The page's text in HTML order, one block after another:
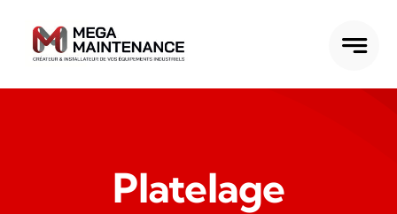
contenu
Platelage